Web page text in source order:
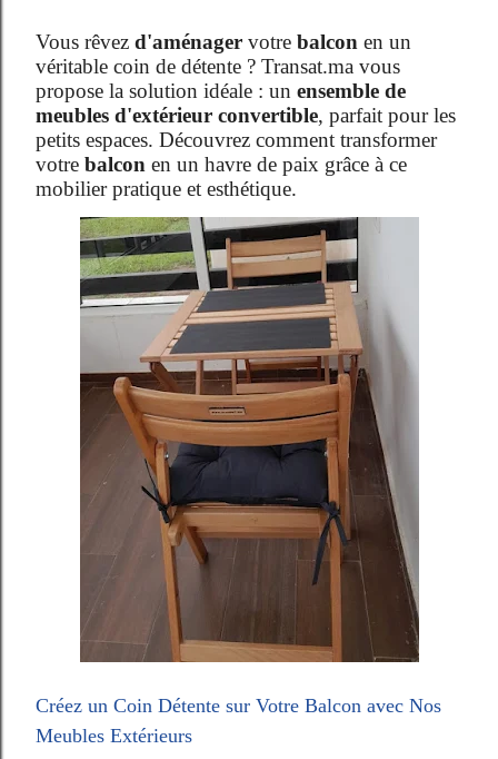
Vous rêvez d'aménager votre balcon en un
véritable coin de détente ? Transat.ma vous
propose la solution idéale : un ensemble de
meubles d'extérieur convertible, parfait pour les
petits espaces. Découvrez comment transformer
votre balcon en un havre de paix grâce à ce
mobilier pratique et esthétique.
Créez un Coin Détente sur Votre Balcon avec Nos
Meubles Extérieurs